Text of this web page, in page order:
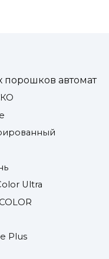
порошков автомат
Ultra
Plus